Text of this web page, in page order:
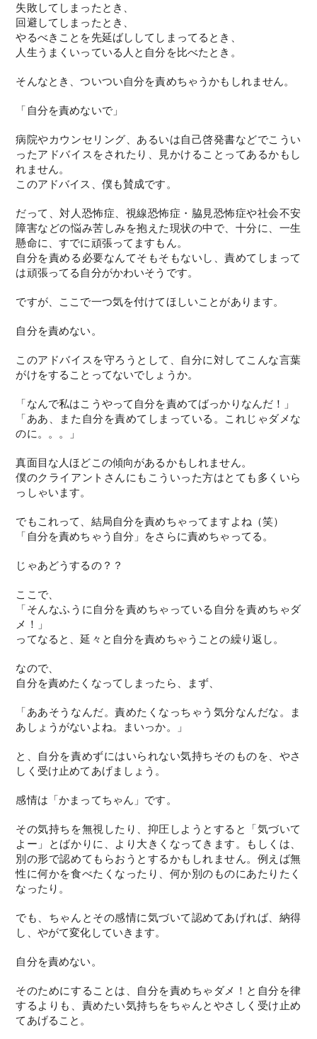
失敗してしまったとき、
回避してしまったとき、
やるべきことを先延ばししてしまってるとき、
人生うまくいっている人と自分を比べたとき。
そんなとき、ついつい自分を責めちゃうかもしれません。
「自分を責めないで」
病院やカウンセリング、あるいは自己啓発書などでこうい
ったアドバイスをされたり、見かけることってあるかもし
れません。
このアドバイス、僕も賛成です。
だって、対人恐怖症、視線恐怖症・脇見恐怖症や社会不安
障害などの悩み苦しみを抱えた現状の中で、十分に、一生
懸命に、すでに頑張ってますもん。
自分を責める必要なんてそもそもないし、責めてしまって
は頑張ってる自分がかわいそうです。
ですが、ここで一つ気を付けてほしいことがあります。
自分を責めない。
このアドバイスを守ろうとして、自分に対してこんな言葉
がけをすることってないでしょうか。
「なんで私はこうやって自分を責めてばっかりなんだ！」
「ああ、また自分を責めてしまっている。これじゃダメな
のに。。。」
真面目な人ほどこの傾向があるかもしれません。
僕のクライアントさんにもこういった方はとても多くいら
っしゃいます。
でもこれって、結局自分を責めちゃってますよね（笑）
「自分を責めちゃう自分」をさらに責めちゃってる。
じゃあどうするの？？
ここで、
「そんなふうに自分を責めちゃっている自分を責めちゃダ
メ！」
ってなると、延々と自分を責めちゃうことの繰り返し。
なので、
自分を責めたくなってしまったら、まず、
「ああそうなんだ。責めたくなっちゃう気分なんだな。ま
あしょうがないよね。まいっか。」
と、自分を責めずにはいられない気持ちそのものを、やさ
しく受け止めてあげましょう。
感情は「かまってちゃん」です。
その気持ちを無視したり、抑圧しようとすると「気づいて
よー」とばかりに、より大きくなってきます。もしくは、
別の形で認めてもらおうとするかもしれません。例えば無
性に何かを食べたくなったり、何か別のものにあたりたく
なったり。
でも、ちゃんとその感情に気づいて認めてあげれば、納得
し、やがて変化していきます。
自分を責めない。
そのためにすることは、自分を責めちゃダメ！と自分を律
するよりも、責めたい気持ちをちゃんとやさしく受け止め
てあげること。